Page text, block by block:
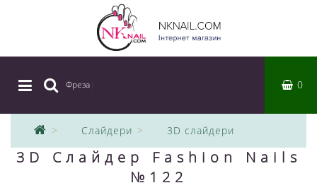
Фреза 0
Слайдери 3D слайдери
3D Слайдер Fashion Nails
№122